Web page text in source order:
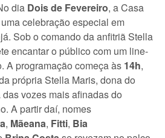
dia Dois de Fevereiro, a Casa
celebração especial em
Sob o comando da anfitriã Stella
encantar o público com um line-
A programação começa às 14h,
própria Stella Maris, dona do
vozes mais afinadas do
A partir daí, nomes
, Mãeana, Fitti, Bia